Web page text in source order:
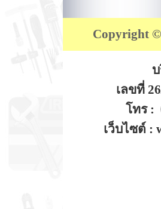
Copyright ©
เลขที่
โทร :
เว็บไซต์ :